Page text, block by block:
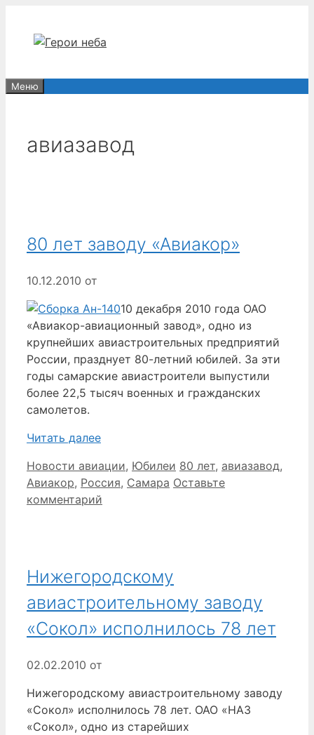
содержимому
Меню
авиазавод
80 лет заводу «Авиакор»
10.12.2010 от
10 декабря 2010 года ОАО
«Авиакор-авиационный завод», одно из
крупнейших авиастроительных предприятий
России, празднует 80-летний юбилей. За эти
годы самарские авиастроители выпустили
более 22,5 тысяч военных и гражданских
самолетов.
Читать далее
Рубрики
Новости авиации, Юбилеи Метки
80 лет, авиазавод,
Авиакор, Россия, Самара Оставьте
комментарий
Нижегородскому
авиастроительному заводу
«Сокол» исполнилось 78 лет
02.02.2010 от
Нижегородскому авиастроительному заводу
«Сокол» исполнилось 78 лет. ОАО «НАЗ
«Сокол», одно из старейших